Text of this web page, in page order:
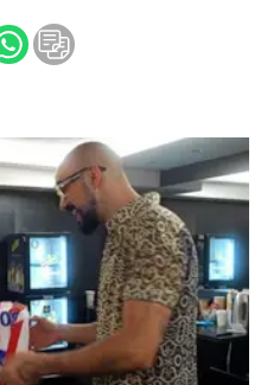
y finanzas
el campo
empresas